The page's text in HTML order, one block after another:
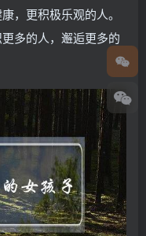
，更积极乐观的人。
多的人，邂逅更多的